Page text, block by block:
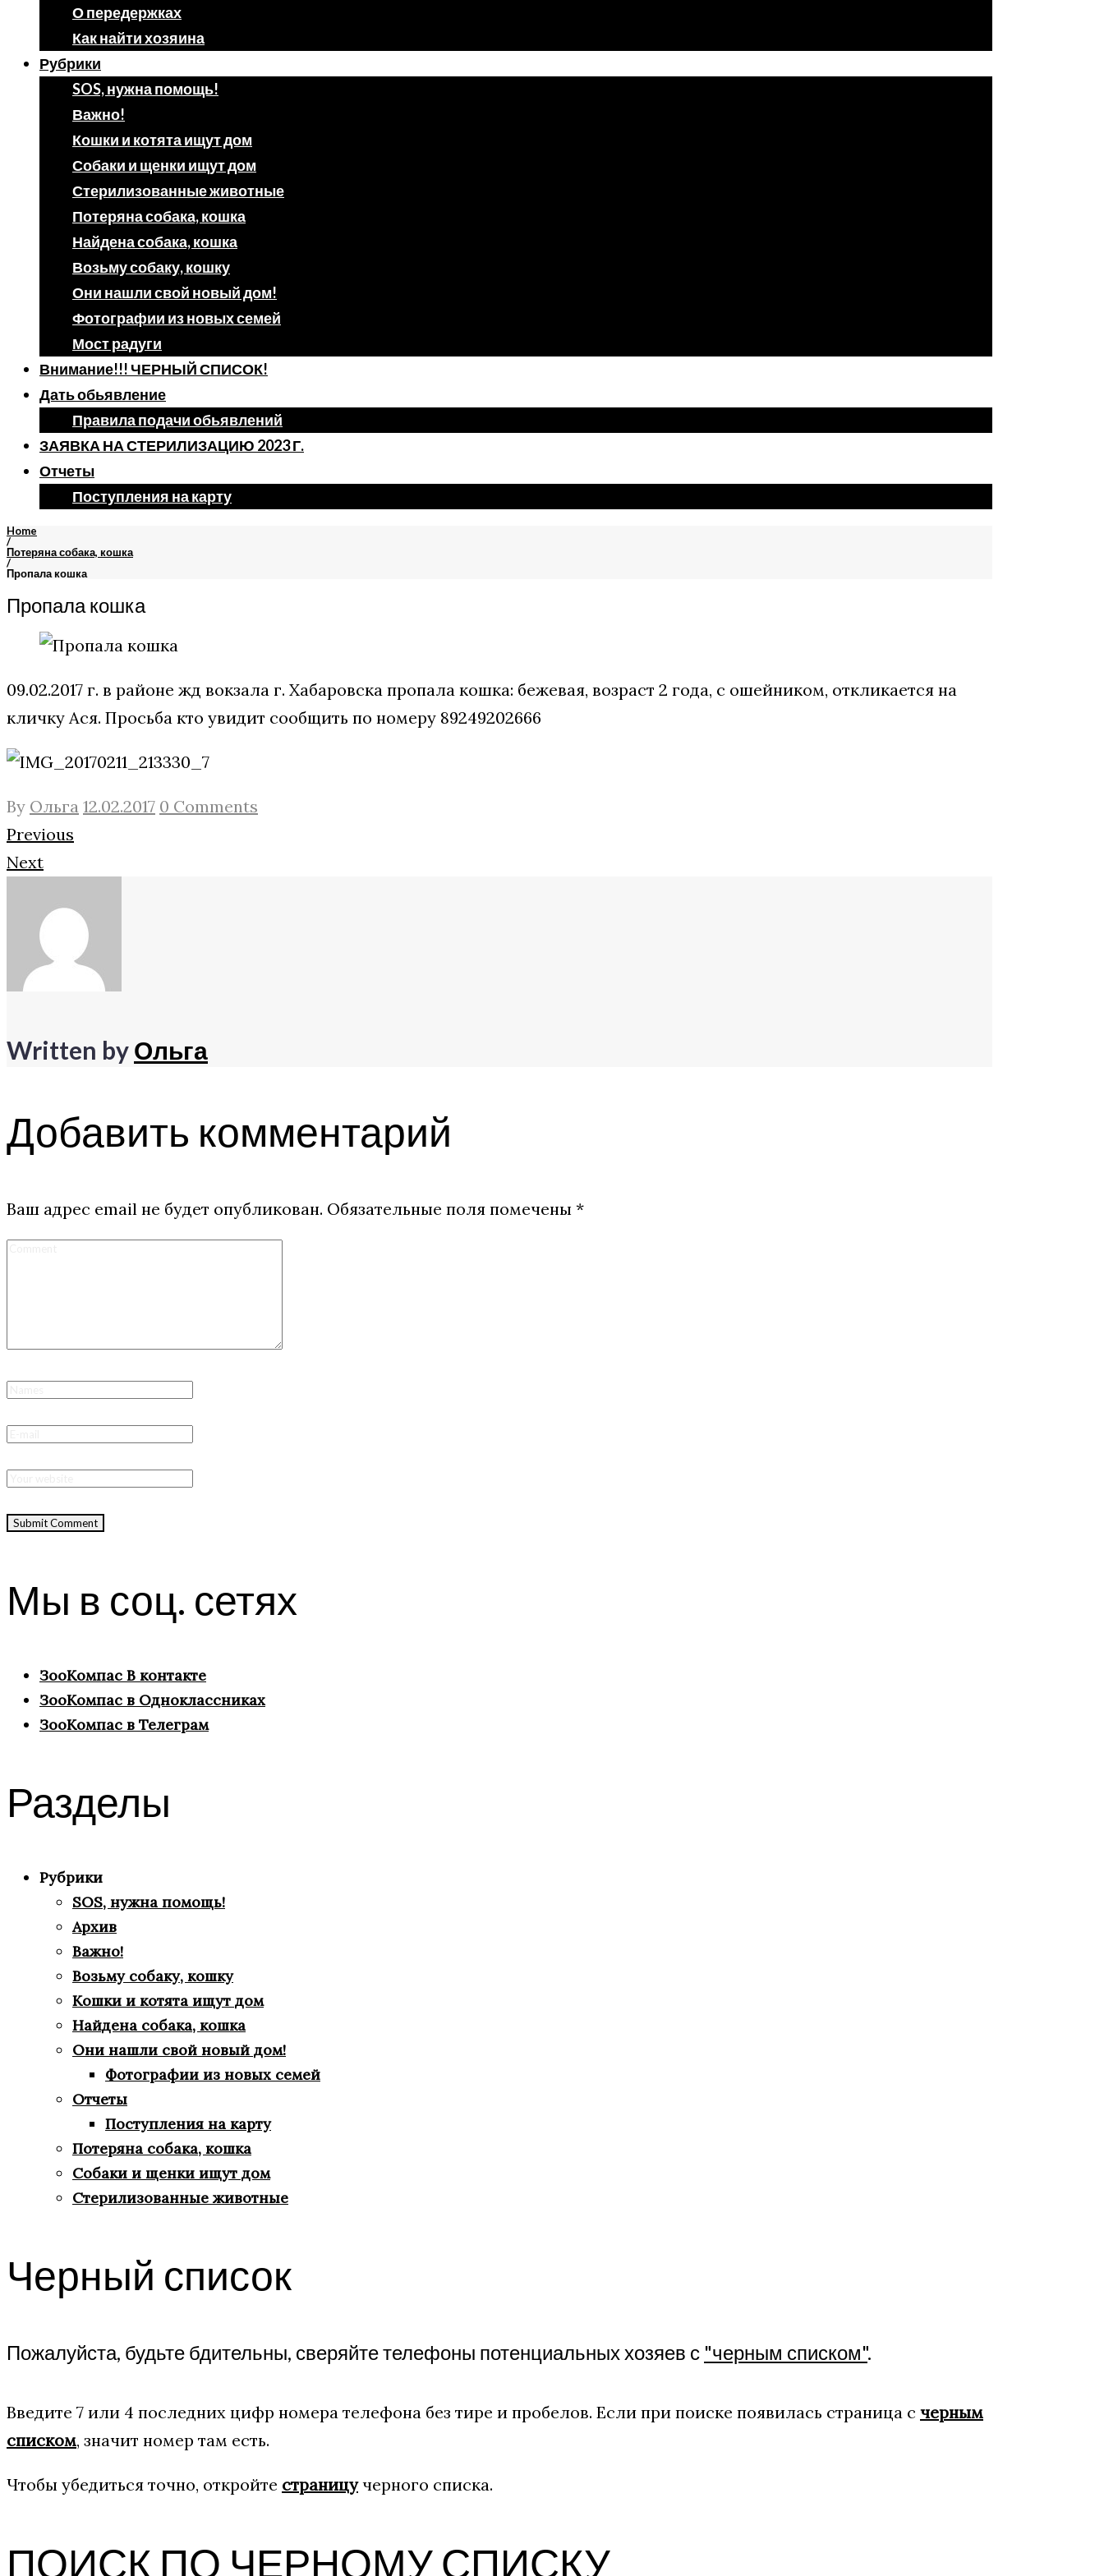
О передержках
Как найти хозяина
Рубрики
SOS, нужна помощь!
Важно!
Кошки и котята ищут дом
Собаки и щенки ищут дом
Стерилизованные животные
Потеряна собака, кошка
Найдена собака, кошка
Возьму собаку, кошку
Они нашли свой новый дом!
Фотографии из новых семей
Мост радуги
Внимание!!! ЧЕРНЫЙ СПИСОК!
Дать обьявление
Правила подачи обьявлений
ЗАЯВКА НА СТЕРИЛИЗАЦИЮ 2023 Г.
Отчеты
Поступления на карту
Home
/
Потеряна собака, кошка
/
Пропала кошка
Пропала кошка
09.02.2017 г. в районе жд вокзала г. Хабаровска пропала кошка: бежевая, возраст 2 года, с ошейником, откликается на
кличку Ася. Просьба кто увидит сообщить по номеру 89249202666
By Ольга 12.02.2017 0 Comments
Facebook
Twitter
Google+
Навигация
по
записям
Previous
Next
Written byОльга
Добавить комментарий
Ваш адрес email не будет опубликован. Обязательные поля помечены *
Мы в соц. сетях
ЗооКомпас В контакте
ЗооКомпас в Одноклассниках
ЗооКомпас в Телеграм
Разделы
Рубрики
SOS, нужна помощь!
Архив
Важно!
Возьму собаку, кошку
Кошки и котята ищут дом
Найдена собака, кошка
Они нашли свой новый дом!
Фотографии из новых семей
Отчеты
Поступления на карту
Потеряна собака, кошка
Собаки и щенки ищут дом
Стерилизованные животные
Черный список
Пожалуйста, будьте бдительны, сверяйте телефоны потенциальных хозяев с "черным списком".
Введите 7 или 4 последних цифр номера телефона без тире и пробелов. Если при поиске появилась страница с черным
списком, значит номер там есть.
Чтобы убедиться точно, откройте страницучерного списка.
ПОИСК ПО ЧЕРНОМУ СПИСКУ